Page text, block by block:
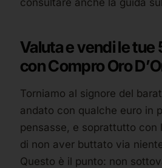
consultare anche la guida
Valuta e vendi le tue
con Compro Oro
Torniamo al signore del
andato con qualche euro in
pensasse, e soprattutto con
di non aver buttato via
Questo è il punto: non